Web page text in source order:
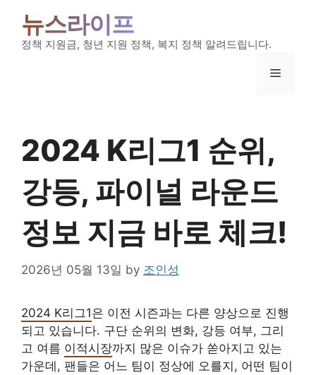
content
뉴스라이프
정책 지원금, 청년 지원 정책, 복지 정책 알려드립니다.
Menu
2024 K리그1 순위,
강등, 파이널 라운드
정보 지금 바로 체크!
2026년 05월 13일 by 조인성
2024 K리그1은 이전 시즌과는 다른 양상으로 진행
되고 있습니다. 구단 순위의 변화, 강등 여부, 그리
고 여름 이적시장까지 많은 이슈가 쏟아지고 있는
가운데, 팬들은 어느 팀이 정상에 오를지, 어떤 팀이